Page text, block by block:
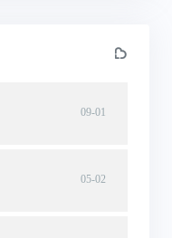
09-01
05-02